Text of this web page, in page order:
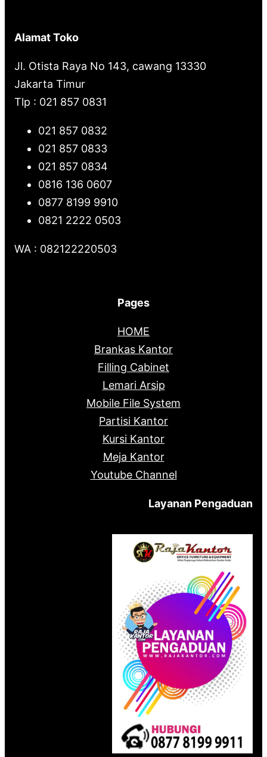
Alamat Toko
Jl. Otista Raya No 143, cawang 13330
Jakarta Timur
Tlp : 021 857 0831
021 857 0832
021 857 0833
021 857 0834
0816 136 0607
0877 8199 9910
0821 2222 0503
WA : 082122220503
Pages
HOME
Brankas Kantor
Filling Cabinet
Lemari Arsip
Mobile File System
Partisi Kantor
Kursi Kantor
Meja Kantor
Youtube Channel
Layanan Pengaduan